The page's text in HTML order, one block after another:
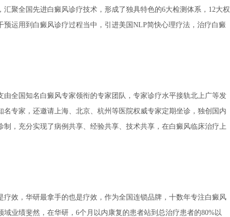
聚全国先进白癜风诊疗技术，形成了独具特色的6大检测体系，12大权
预运用到白癜风诊疗过程当中，引进美国NLP简快心理疗法，治疗白癜
全国知名白癜风专家领衔的专家团队，专家诊疗水平接轨北上广等发
名专家，还邀请上海、北京、杭州等医院权威专家定期坐诊，独创国内
制，充分实现了病例共享、经验共享、技术共享，在白癜风临床治疗上
效，华研最拿手的也是疗效，作为全国连锁品牌，十数年专注白癜风
域业绩斐然，在华研，6个月以内康复的患者站到总治疗患者的80%以